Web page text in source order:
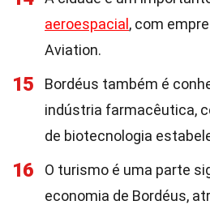
aeroespacial , com
Aviation.
15
Bordéus também é
indústria farmacêutica,
de biotecnologia
16
O turismo é uma parte
economia de Bordéus,